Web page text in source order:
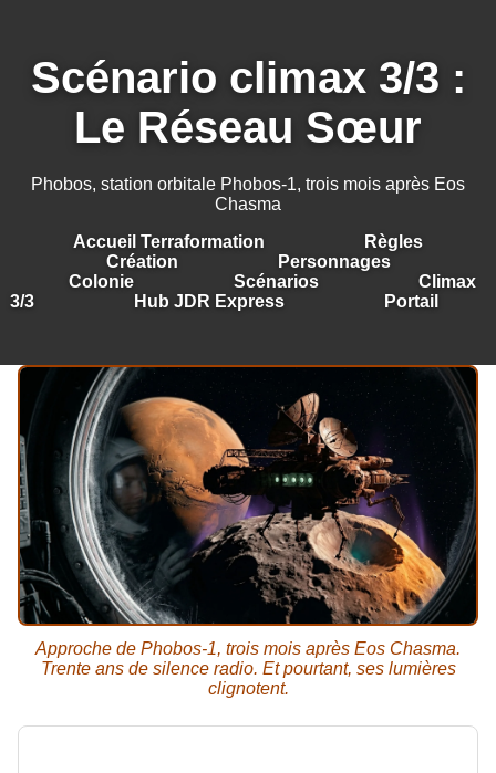
Scénario climax 3/3 :
Le Réseau Sœur
Phobos, station orbitale Phobos-1, trois mois après Eos
Chasma
Accueil Terraformation
Règles
Création
Personnages
Colonie
Scénarios
Climax
3/3
Hub JDR Express Portail
Approche de Phobos-1, trois mois après Eos Chasma.
Trente ans de silence radio. Et pourtant, ses lumières
clignotent.